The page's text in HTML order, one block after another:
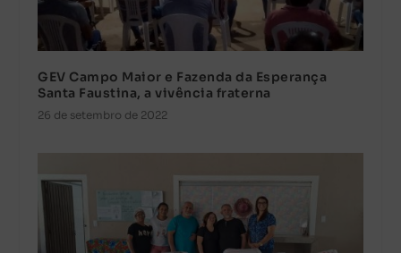
GEV Campo Maior e Fazenda da Esperança
Santa Faustina, a vivência fraterna
26 de setembro de 2022